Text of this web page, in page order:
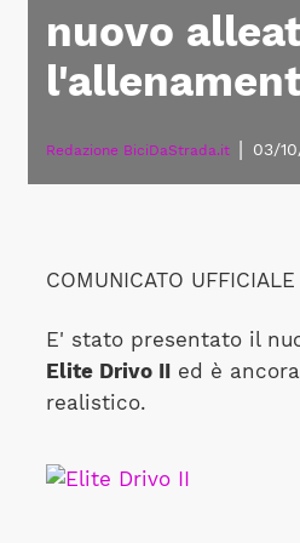
nuovo
Redazione BiciDaStrada.it 03/
COMUNICATO UFFICIALE
E' stato presentato il
Elite Drivo IIed è
realistico.